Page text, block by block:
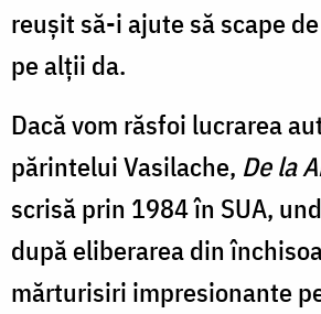
reuşit să-i ajute să scape
pe alţii da.
Dacă vom răsfoi lucrarea
părintelui Vasilache, De la
scrisă prin 1984 în SUA,
după eliberarea din
mărturisiri impresionante